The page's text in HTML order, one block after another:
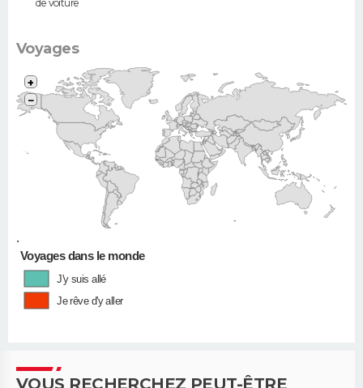
de voiture
Voyages
•
+
−
Voyages dans le monde
J'y suis allé
Je rêve d'y aller